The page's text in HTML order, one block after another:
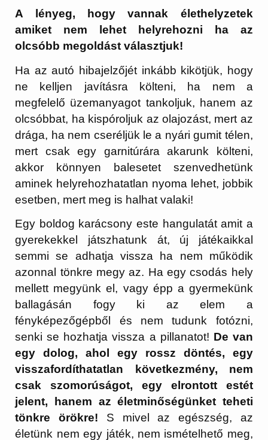
A lényeg, hogy vannak élethelyzetek
amiket nem lehet helyrehozni ha az
olcsóbb megoldást választjuk!
Ha az autó hibajelzőjét inkább kikötjük, hogy
ne kelljen javításra költeni, ha nem a
megfelelő üzemanyagot tankoljuk, hanem az
olcsóbbat, ha kispóroljuk az olajozást, mert az
drága, ha nem cseréljük le a nyári gumit télen,
mert csak egy garnitúrára akarunk költeni,
akkor könnyen balesetet szenvedhetünk
aminek helyrehozhatatlan nyoma lehet, jobbik
esetben, mert meg is halhat valaki!
Egy boldog karácsony este hangulatát amit a
gyerekekkel játszhatunk át, új játékaikkal
semmi se adhatja vissza ha nem működik
azonnal tönkre megy az. Ha egy csodás hely
mellett megyünk el, vagy épp a gyermekünk
ballagásán fogy ki az elem a
fényképezőgépből és nem tudunk fotózni,
senki se hozhatja vissza a pillanatot! De van
egy dolog, ahol egy rossz döntés, egy
visszafordíthatatlan következmény, nem
csak szomorúságot, egy elrontott estét
jelent, hanem az életminőségünket teheti
tönkre örökre! S mivel az egészség, az
életünk nem egy játék, nem ismételhető meg,